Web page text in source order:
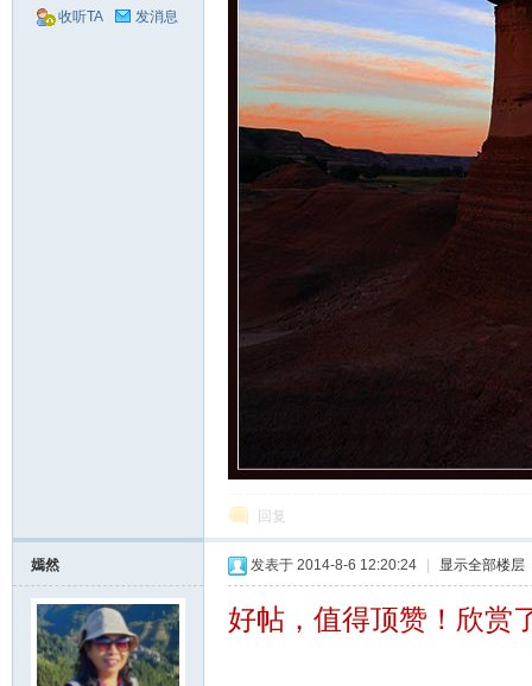
收听TA 发消息
回复
嫣然 发表于 2014-8-6 12:20:24 显示全部楼层
好帖，值得顶赞！欣赏